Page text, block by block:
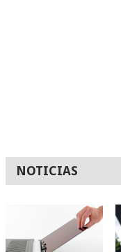
NOTICIAS